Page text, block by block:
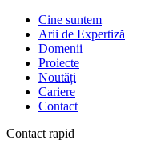
Cine suntem
Arii de Expertiză
Domenii
Proiecte
Noutăți
Cariere
Contact
Contact rapid